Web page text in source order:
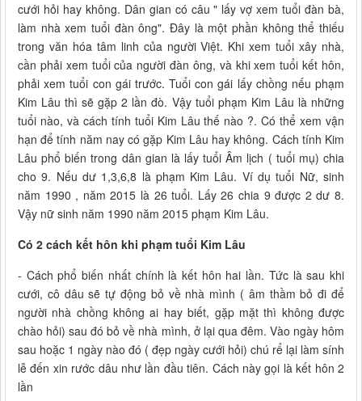
cưới hỏi hay không. Dân gian có câu " lấy vợ xem tuổi đàn bà,
làm nhà xem tuổi đàn ông". Đây là một phần không thể thiếu
trong văn hóa tâm linh của người Việt. Khi xem tuổi xây nhà,
cần phải xem tuổi của người đàn ông, và khi xem tuổi kết hôn,
phải xem tuổi con gái trước. Tuổi con gái lấy chồng nếu phạm
Kim Lâu thì sẽ gặp 2 lần đò. Vậy tuổi phạm Kim Lâu là những
tuổi nào, và cách tính tuổi Kim Lâu thế nào ?. Có thể xem vận
hạn để tính năm nay có gặp Kim Lâu hay không. Cách tính Kim
Lâu phổ biến trong dân gian là lấy tuổi Âm lịch ( tuổi mụ) chia
cho 9. Nếu dư 1,3,6,8 là phạm Kim Lâu. Ví dụ tuổi Nữ, sinh
năm 1990 , năm 2015 là 26 tuổi. Lấy 26 chia 9 được 2 dư 8.
Vậy nữ sinh năm 1990 năm 2015 phạm Kim Lâu.
Có 2 cách kết hôn khi phạm tuổi Kim Lâu
- Cách phổ biến nhất chính là kết hôn hai lần. Tức là sau khi
cưới, cô dâu sẽ tự động bỏ về nhà mình ( âm thầm bỏ đi để
người nhà chồng không ai hay biết, gặp mặt thì không được
chào hỏi) sau đó bỏ về nhà mình, ở lại qua đêm. Vào ngày hôm
sau hoặc 1 ngày nào đó ( đẹp ngày cưới hỏi) chú rể lại làm sính
lễ đến xin rước dâu như lần đầu tiên. Cách này gọi là kết hôn 2
lần